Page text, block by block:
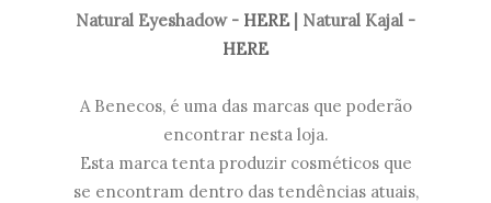
Natural Eyeshadow - HERE| Natural Kajal -
HERE
A Benecos, é uma das marcas que poderão
encontrar nesta loja.
Esta marca tenta produzir cosméticos que
se encontram dentro das tendências atuais,